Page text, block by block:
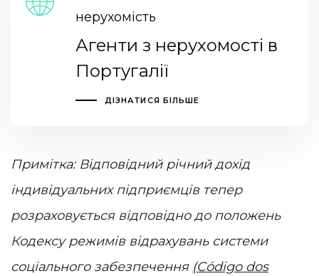
нерухомість
Агенти з нерухомості в
Португалії
ДІЗНАТИСЯ БІЛЬШЕ
Примітка: Відповідний річний дохід
індивідуальних підприємців тепер
розраховується відповідно до положень
Кодексу режимів відрахувань системи
соціального забезпечення (Código dos